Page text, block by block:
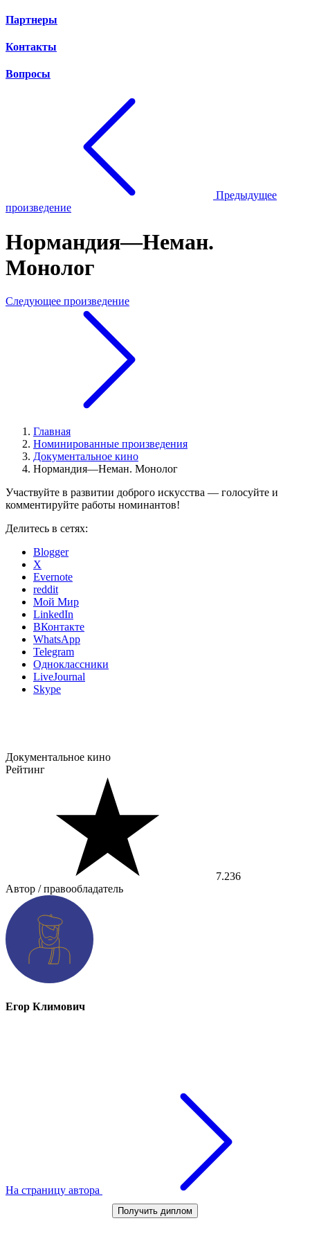
Партнеры
Контакты
Вопросы
Предыдущее
произведение
Нормандия—Неман.
Монолог
Следующее произведение
Главная
Номинированные произведения
Документальное кино
Нормандия—Неман. Монолог
Участвуйте в развитии доброго искусства — голосуйте и
комментируйте работы номинантов!
Делитесь в сетях:
Blogger
X
Evernote
reddit
Мой Мир
LinkedIn
ВКонтакте
WhatsApp
Telegram
Одноклассники
LiveJournal
Skype
Документальное кино
Рейтинг
7.236
Автор / правообладатель
Егор Климович
На страницу автора
Получить диплом